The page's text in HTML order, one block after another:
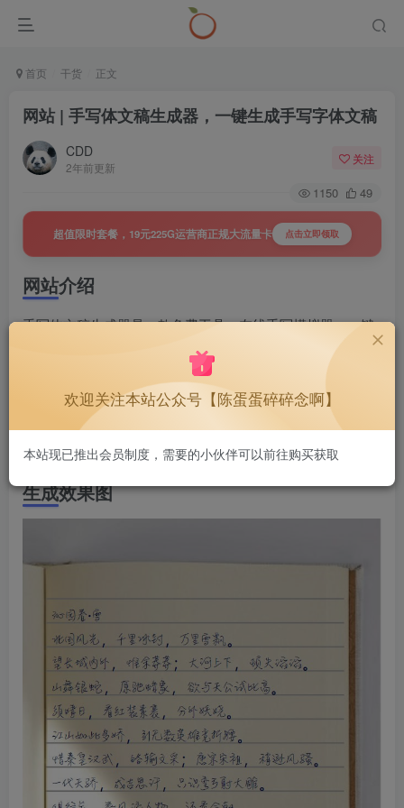
首页 干货 正文
网站 | 手写体文稿生成器，一键生成手写字体文稿
CDD
2年前更新
关注
1150 49
超值限时套餐，19元225G运营商正规大流量卡 点击立即领取
网站介绍
手写体文稿生成器是一款免费工具，在线手写模拟器，一键
生成手写字体文稿。可将文本转换为手写体，并下载为图片
如果你有较长的文本，想将多页转换为手写体并下载为单个
PDF 文件，也可以使用它。
生成效果图
欢迎关注本站公众号【陈蛋蛋碎碎念啊】
本站现已推出会员制度，需要的小伙伴可以前往购买获取